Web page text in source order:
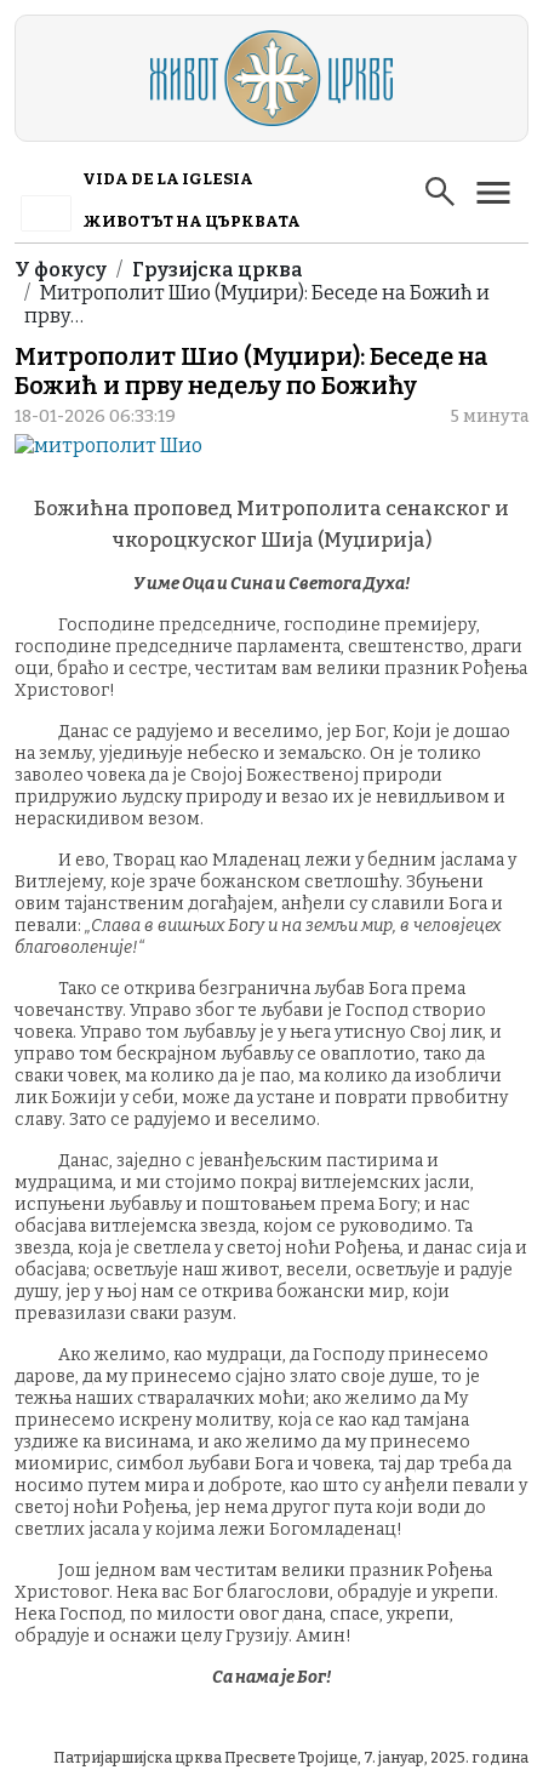
Skip to main content
VIDA DE LA IGLESIA
ЖИВОТЪТ НА ЦЪРКВАТА
Breadcrumb
У фокусу
Грузијска црква
Митрополит Шио (Муџири): Беседе на Божић и
прву…
Митрополит Шио (Муџири): Беседе на
Божић и прву недељу по Божићу
18-01-2026 06:33:19 5 минута
Божићна проповед Митрополита сенакског и
чкороцкуског Шија (Муџирија)
У име Оца и Сина и Светога Духа!
Господине председниче, господине премијеру,
господине председниче парламента, свештенство, драги
оци, браћо и сестре, честитам вам велики празник Рођења
Христовог!
Данас се радујемо и веселимо, јер Бог, Који је дошао
на земљу, уједињује небеско и земаљско. Он је толико
заволео човека да је Својој Божественој природи
придружио људску природу и везао их је невидљивом и
нераскидивом везом.
И ево, Творац као Младенац лежи у бедним јаслама у
Витлејему, које зраче божанском светлошћу. Збуњени
овим тајанственим догађајем, анђели су славили Бога и
певали: „Слава в вишњих Богу и на земљи мир, в человјецех
благоволеније!“
Тако се открива безгранична љубав Бога према
човечанству. Управо због те љубави је Господ створио
човека. Управо том љубављу је у њега утиснуо Свој лик, и
управо том бескрајном љубављу се оваплотио, тако да
сваки човек, ма колико да је пао, ма колико да изобличи
лик Божији у себи, може да устане и поврати првобитну
славу. Зато се радујемо и веселимо.
Данас, заједно с јеванђељским пастирима и
мудрацима, и ми стојимо покрај витлејемских јасли,
испуњени љубављу и поштовањем према Богу; и нас
обасјава витлејемска звезда, којом се руководимо. Та
звезда, која је светлела у светој ноћи Рођења, и данас сија и
обасјава; осветљује наш живот, весели, осветљује и радује
душу, јер у њој нам се открива божански мир, који
превазилази сваки разум.
Ако желимо, као мудраци, да Господу принесемо
дарове, да му принесемо сјајно злато своје душе, то је
тежња наших стваралачких моћи; ако желимо да Му
принесемо искрену молитву, која се као кад тамјана
уздиже ка висинама, и ако желимо да му принесемо
миомирис, симбол љубави Бога и човека, тај дар треба да
носимо путем мира и доброте, као што су анђели певали у
светој ноћи Рођења, јер нема другог пута који води до
светлих јасала у којима лежи Богомладенац!
Још једном вам честитам велики празник Рођења
Христовог. Нека вас Бог благослови, обрадује и укрепи.
Нека Господ, по милости овог дана, спасе, укрепи,
обрадује и оснажи целу Грузију. Амин!
Са нама је Бог!
Патријаршијска црква Пресвете Тројице, 7. јануар, 2025. година